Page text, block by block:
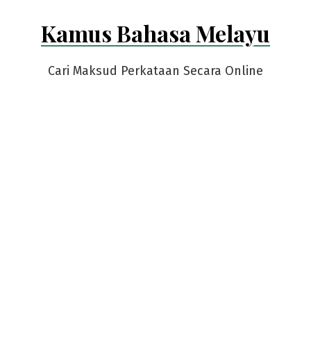
Kamus Bahasa Melayu
Cari Maksud Perkataan Secara Online